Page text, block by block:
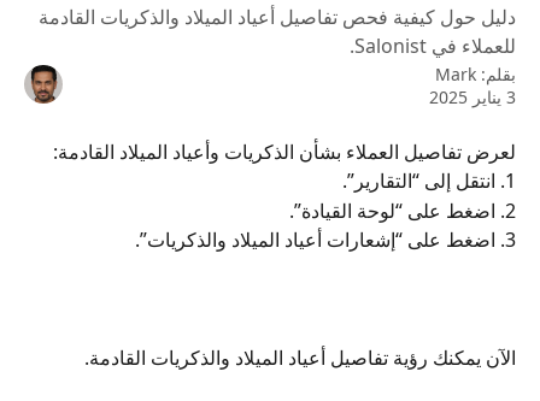
دليل حول كيفية فحص تفاصيل أعياد الميلاد والذكريات القادمة
للعملاء في Salonist.
بقلم: Mark
3 يناير 2025
لعرض تفاصيل العملاء بشأن الذكريات وأعياد الميلاد القادمة:
1. انتقل إلى “التقارير”.
2. اضغط على “لوحة القيادة”.
3. اضغط على “إشعارات أعياد الميلاد والذكريات”.
الآن يمكنك رؤية تفاصيل أعياد الميلاد والذكريات القادمة.